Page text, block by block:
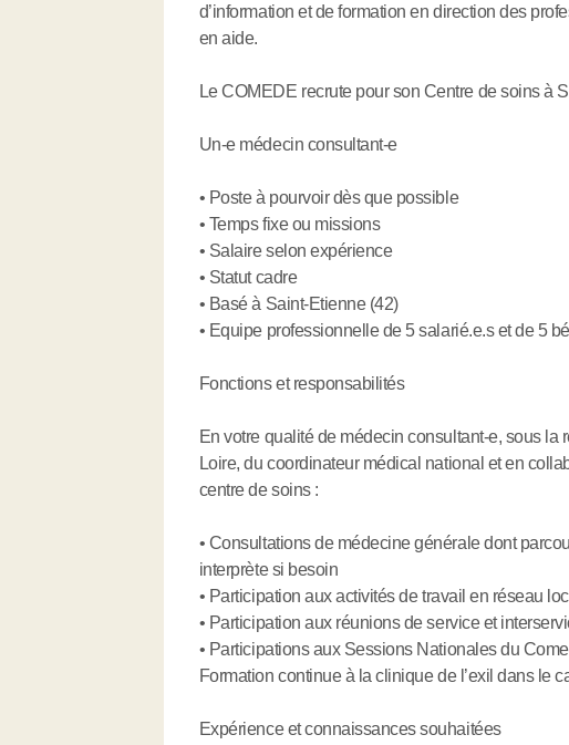
d’information et de formation en direction des
en aide.
Le COMEDE recrute pour son Centre de soins à
Un-e médecin consultant-e
• Poste à pourvoir dès que possible
• Temps fixe ou missions
• Salaire selon expérience
• Statut cadre
• Basé à Saint-Etienne (42)
• Equipe professionnelle de 5 salarié.e.s et de 5
Fonctions et responsabilités
En votre qualité de médecin consultant-e, sous
Loire, du coordinateur médical national et en
centre de soins :
• Consultations de médecine générale dont
interprète si besoin
• Participation aux activités de travail en réseau
• Participation aux réunions de service et
• Participations aux Sessions Nationales du
Formation continue à la clinique de l’exil dans le
Expérience et connaissances souhaitées